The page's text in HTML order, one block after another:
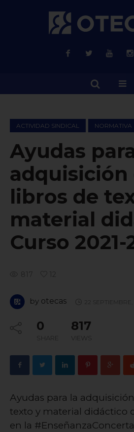
ACTIVIDAD SINDICAL NORMATIVA
Ayudas
adquisición
libros de
material
Curso 2021-
817 12
by otecas 22
0
SHARE
817
VIEWS
Ayudas para la
texto y material didáctico
en la